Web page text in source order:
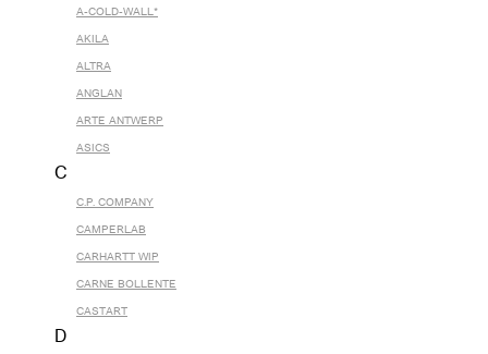
A-COLD-WALL*
AKILA
ALTRA
ANGLAN
ARTE ANTWERP
ASICS
C
C.P. COMPANY
CAMPERLAB
CARHARTT WIP
CARNE BOLLENTE
CASTART
D